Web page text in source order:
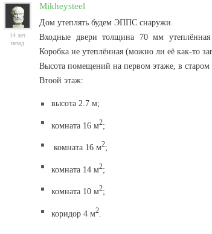
14 лет
назад
Mikheysteel
Дом утеплять будем ЭППС снаружи.
Входные двери толщина 70 мм
Коробка не утеплённая (можно ли её как-то
Высота помещений на первом этаже, в
Втоой этаж:
высота 2.7 м;
комната 16 м2;
комната 16 м2;
комната 14 м2;
комната 10 м2;
коридор 4 м2